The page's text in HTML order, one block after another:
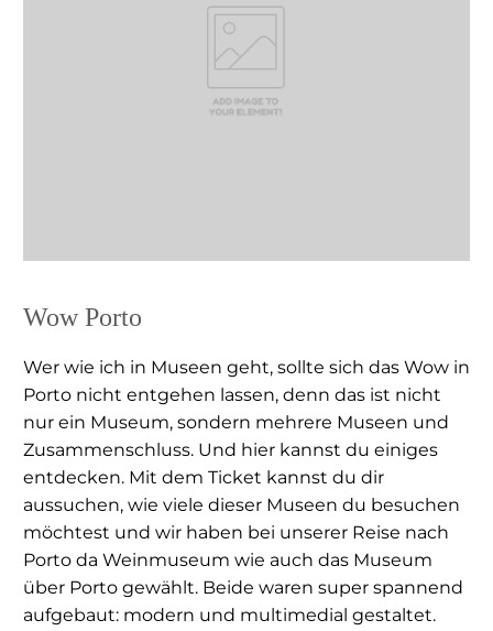
Wow Porto
Wer wie ich in Museen geht, sollte sich das Wow in
Porto nicht entgehen lassen, denn das ist nicht
nur ein Museum, sondern mehrere Museen und
Zusammenschluss. Und hier kannst du einiges
entdecken. Mit dem Ticket kannst du dir
aussuchen, wie viele dieser Museen du besuchen
möchtest und wir haben bei unserer Reise nach
Porto da Weinmuseum wie auch das Museum
über Porto gewählt. Beide waren super spannend
aufgebaut: modern und multimedial gestaltet.